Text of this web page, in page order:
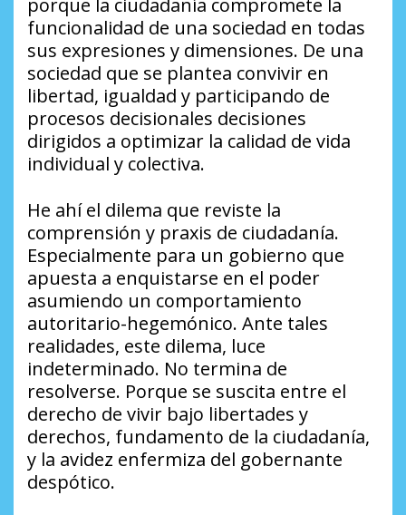
porque la ciudadanía compromete la
funcionalidad de una sociedad en todas
sus expresiones y dimensiones. De una
sociedad que se plantea convivir en
libertad, igualdad y participando de
procesos decisionales decisiones
dirigidos a optimizar la calidad de vida
individual y colectiva.
He ahí el dilema que reviste la
comprensión y praxis de ciudadanía.
Especialmente para un gobierno que
apuesta a enquistarse en el poder
asumiendo un comportamiento
autoritario-hegemónico. Ante tales
realidades, este dilema, luce
indeterminado. No termina de
resolverse. Porque se suscita entre el
derecho de vivir bajo libertades y
derechos, fundamento de la ciudadanía,
y la avidez enfermiza del gobernante
despótico.